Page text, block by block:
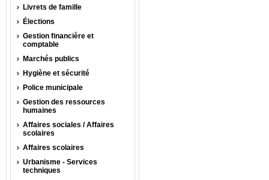
Livrets de famille
Élections
Gestion financière et
comptable
Marchés publics
Hygiène et sécurité
Police municipale
Gestion des ressources
humaines
Affaires sociales / Affaires
scolaires
Affaires scolaires
Urbanisme - Services
techniques